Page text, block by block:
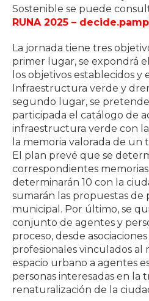
Sostenible se puede
RUNA 2025 –
La jornada tiene tres
primer lugar, se expondrá
los objetivos establecidos y
Infraestructura verde y
segundo lugar, se
participada el catálogo de
infraestructura verde con
la memoria valorada de un
El plan prevé que se
correspondientes memorias
determinarán 10 con la
sumarán las propuestas de
municipal. Por último, se
conjunto de agentes y
proceso, desde
profesionales vinculados al
espacio urbano a agentes
personas interesadas en la
renaturalización de la